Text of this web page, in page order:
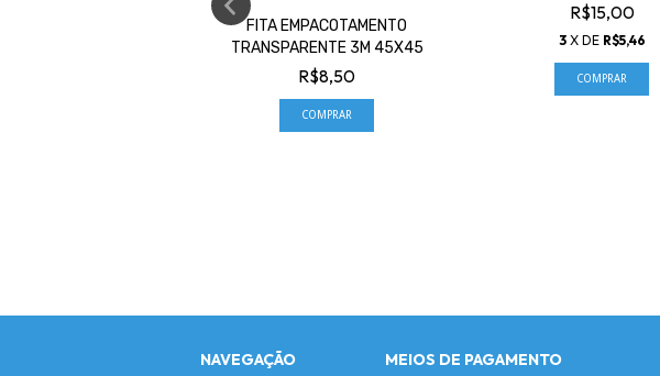
FITA EMPACOTAMENTO
TRANSPARENTE 3M 45X45
R$8,50
R$15,00
3 X DE R$5,46
NAVEGAÇÃO
MEIOS DE PAGAMENTO